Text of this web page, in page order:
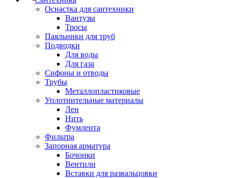
Оснастка для сантехники
Вантузы
Тросы
Паяльники для труб
Подводки
Для воды
Для газа
Сифоны и отводы
Трубы
Металлопластиковые
Уплотнительные материалы
Лен
Нить
Фумлента
Фильтра
Запорная арматура
Бочонки
Вентили
Вставки для развальцовки